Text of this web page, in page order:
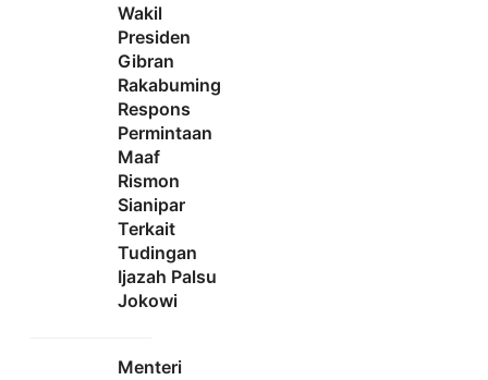
Wakil
Presiden
Gibran
Rakabuming
Respons
Permintaan
Maaf
Rismon
Sianipar
Terkait
Tudingan
Ijazah Palsu
Jokowi
Menteri